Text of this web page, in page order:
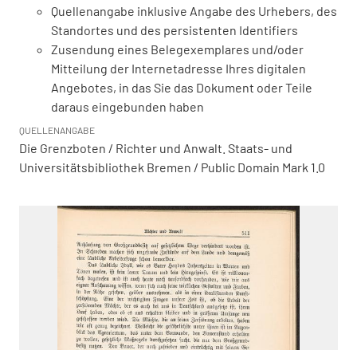
Quellenangabe inklusive Angabe des Urhebers, des
Standortes und des persistenten Identifiers
Zusendung eines Belegexemplares und/oder
Mitteilung der Internetadresse Ihres digitalen
Angebotes, in das Sie das Dokument oder Teile
daraus eingebunden haben
QUELLENANGABE
Die Grenzboten / Richter und Anwalt. Staats- und
Universitätsbibliothek Bremen / Public Domain Mark 1.0